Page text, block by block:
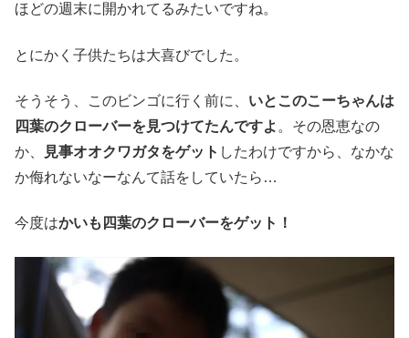
ほどの週末に開かれてるみたいですね。
とにかく子供たちは大喜びでした。
そうそう、このビンゴに行く前に、 いとこのこーちゃんは
四葉のクローバーを見つけてたんですよ 。その恩恵なの
か、
見事オオクワガタをゲット したわけですから、なかな
か侮れないなーなんて話をしていたら…
今度はかいも四葉のクローバーをゲット！